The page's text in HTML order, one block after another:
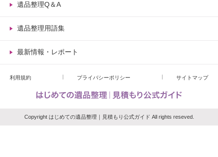
遺品整理Q＆A
遺品整理用語集
最新情報・レポート
利用規約 プライバシーポリシー サイトマップ
Copyright はじめての遺品整理｜見積もり公式ガイド All rights reseved.